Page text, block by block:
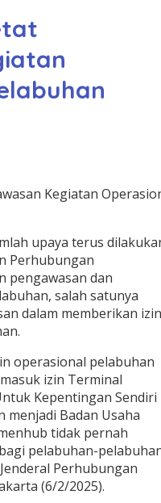
Kegiatan
upaya terus
Perhubungan
pengawasan dan
salah satunya
dalam memberikan izin
operasional pelabuhan
izin Terminal
Kepentingan Sendiri
menjadi Badan Usaha
tidak pernah
pelabuhan-
Perhubungan
(6/2/2025).